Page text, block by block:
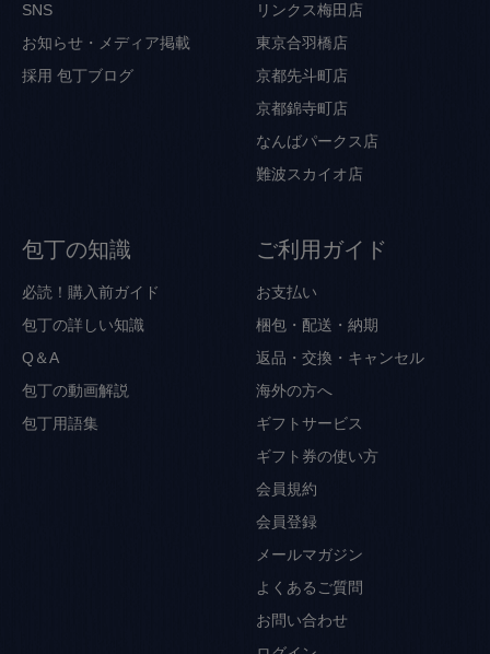
SNS
お知らせ・メディア掲載
採用 包丁ブログ
リンクス梅田店
東京合羽橋店
京都先斗町店
京都錦寺町店
なんばパークス店
難波スカイオ店
包丁の知識
必読！購入前ガイド
包丁の詳しい知識
Q＆A
包丁の動画解説
包丁用語集
ご利用ガイド
お支払い
梱包・配送・納期
返品・交換・キャンセル
海外の方へ
ギフトサービス
ギフト券の使い方
会員規約
会員登録
メールマガジン
よくあるご質問
お問い合わせ